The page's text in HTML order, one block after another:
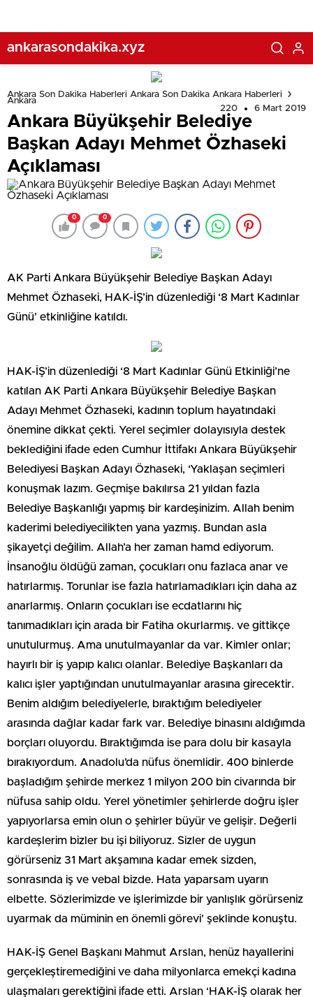
ankarasondakika.xyz
Ankara Son Dakika Haberleri Ankara Son Dakika Ankara Haberleri
Ankara
220
6 Mart 2019
Ankara Büyükşehir Belediye
Başkan Adayı Mehmet Özhaseki
Açıklaması
0 0
AK Parti Ankara Büyükşehir Belediye Başkan Adayı
Mehmet Özhaseki, HAK-İŞ’in düzenlediği ‘8 Mart Kadınlar
Günü’ etkinliğine katıldı.
HAK-İŞ’in düzenlediği ‘8 Mart Kadınlar Günü Etkinliği’ne
katılan AK Parti Ankara Büyükşehir Belediye Başkan
Adayı Mehmet Özhaseki, kadının toplum hayatındaki
önemine dikkat çekti. Yerel seçimler dolayısıyla destek
beklediğini ifade eden Cumhur İttifakı Ankara Büyükşehir
Belediyesi Başkan Adayı Özhaseki, ‘Yaklaşan seçimleri
konuşmak lazım. Geçmişe bakılırsa 21 yıldan fazla
Belediye Başkanlığı yapmış bir kardeşinizim. Allah benim
kaderimi belediyecilikten yana yazmış. Bundan asla
şikayetçi değilim. Allah’a her zaman hamd ediyorum.
İnsanoğlu öldüğü zaman, çocukları onu fazlaca anar ve
hatırlarmış. Torunlar ise fazla hatırlamadıkları için daha az
anarlarmış. Onların çocukları ise ecdatlarını hiç
tanımadıkları için arada bir Fatiha okurlarmış. ve gittikçe
unutulurmuş. Ama unutulmayanlar da var. Kimler onlar;
hayırlı bir iş yapıp kalıcı olanlar. Belediye Başkanları da
kalıcı işler yaptığından unutulmayanlar arasına girecektir.
Benim aldığım belediyelerle, bıraktığım belediyeler
arasında dağlar kadar fark var. Belediye binasını aldığımda
borçları oluyordu. Bıraktığımda ise para dolu bir kasayla
bırakıyordum. Anadolu’da nüfus önemlidir. 400 binlerde
başladığım şehirde merkez 1 milyon 200 bin civarında bir
nüfusa sahip oldu. Yerel yönetimler şehirlerde doğru işler
yapıyorlarsa emin olun o şehirler büyür ve gelişir. Değerli
kardeşlerim bizler bu işi biliyoruz. Sizler de uygun
görürseniz 31 Mart akşamına kadar emek sizden,
sonrasında iş ve vebal bizde. Hata yaparsam uyarın
elbette. Sözlerimizde ve işlerimizde bir yanlışlık görürseniz
uyarmak da müminin en önemli görevi’ şeklinde konuştu.
HAK-İŞ Genel Başkanı Mahmut Arslan, henüz hayallerini
gerçekleştiremediğini ve daha milyonlarca emekçi kadına
ulaşmaları gerektiğini ifade etti. Arslan ‘HAK-İŞ olarak her